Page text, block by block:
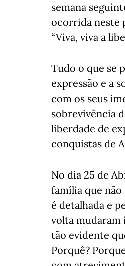
semana
ocorrida neste
“Viva, viva a
Tudo o que se
expressão e a
com os seus
sobrevivência
liberdade de
conquistas de
No dia 25 de
família que não
é detalhada e
volta mudaram
tão evidente
Porquê?